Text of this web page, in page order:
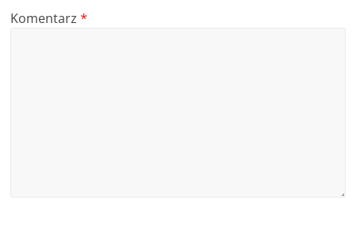
Komentarz*